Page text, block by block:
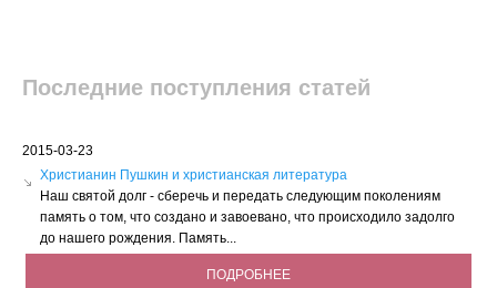
Последние поступления статей
2015-03-23
Христианин Пушкин и христианская литература
Наш святой долг - сберечь и передать следующим поколениям
память о том, что создано и завоевано, что происходило задолго
до нашего рождения. Память...
ПОДРОБНЕЕ